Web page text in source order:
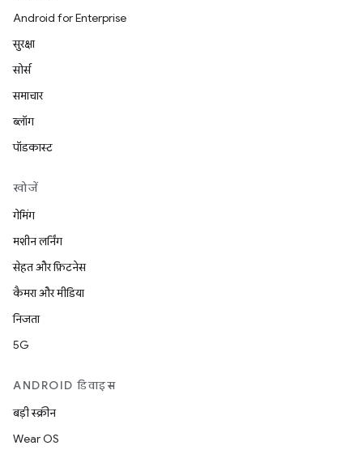
Android for Enterprise
सुरक्षा
सोर्स
समाचार
ब्लॉग
पॉडकास्ट
खोजें
गेमिंग
मशीन लर्निंग
सेहत और फ़िटनेस
कैमरा और मीडिया
निजता
5G
ANDROID डिवाइस
बड़ी स्क्रीन
Wear OS